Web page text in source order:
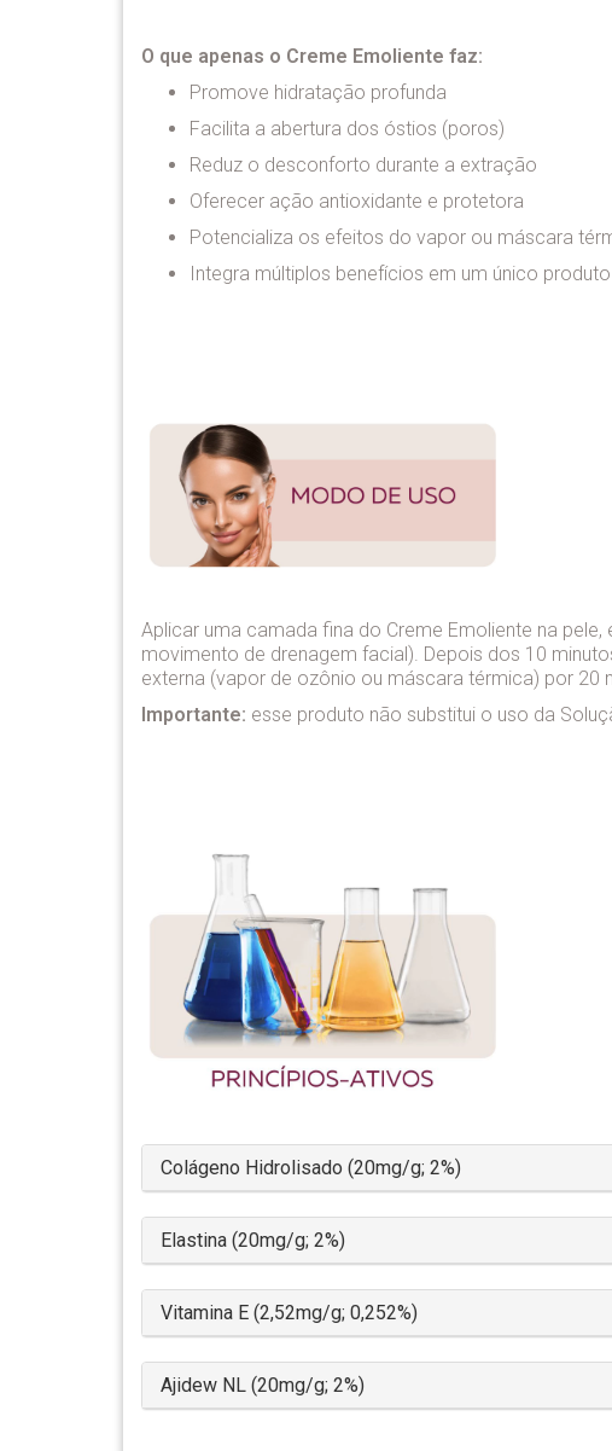
O que apenas o Creme Emoliente faz:
Promove hidratação profunda
Facilita a abertura dos óstios (poros)
Reduz o desconforto durante a extração
Oferecer ação antioxidante e protetora
Potencializa os efeitos do vapor ou máscara
Integra múltiplos benefícios em um único
Aplicar uma camada fina do Creme Emoliente na
movimento de drenagem facial). Depois dos 10
externa (vapor de ozônio ou máscara térmica) por
Importante: esse produto não substitui o uso da
Colágeno Hidrolisado (20mg/g; 2%)
Elastina (20mg/g; 2%)
Vitamina E (2,52mg/g; 0,252%)
Ajidew NL (20mg/g; 2%)